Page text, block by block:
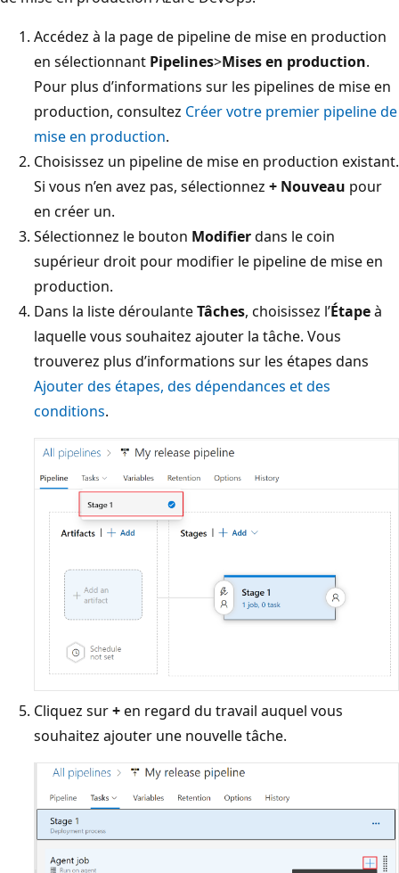
Accédez à la page de pipeline de mise en production
en sélectionnant Pipelines>Mises en production.
Pour plus d’informations sur les pipelines de mise en
production, consultez Créer votre premier pipeline de
mise en production.
Choisissez un pipeline de mise en production existant.
Si vous n’en avez pas, sélectionnez + Nouveau pour
en créer un.
Sélectionnez le bouton Modifierdans le coin
supérieur droit pour modifier le pipeline de mise en
production.
Dans la liste déroulanteTâches, choisissez l’Étapeà
laquelle vous souhaitez ajouter la tâche. Vous
trouverez plus d’informations sur les étapes dans
Ajouter des étapes, des dépendances et des
conditions.
Cliquez sur+en regard du travail auquel vous
souhaitez ajouter une nouvelle tâche.